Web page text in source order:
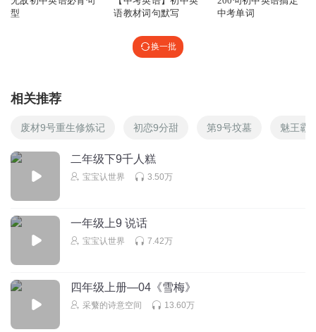
型
语教材词句默写
中考单词
换一批
相关推荐
废材9号重生修炼记 初恋9分甜 第9号坟墓 魅王霸
二年级下9千人糕
宝宝认世界 3.50万
一年级上9 说话
宝宝认世界 7.42万
四年级上册—04《雪梅》
采蘩的诗意空间 13.60万